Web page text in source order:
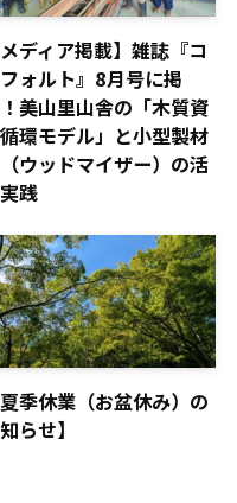
メディア掲載】雑誌『コ
ォルト』8月号に掲
美山里山舎の「木質資
環モデル」と小型製材
ウッドマイザー）の活
践
夏季休業（お盆休み）の
らせ】